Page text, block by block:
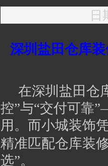
深圳盐田仓库
在深圳盐田仓
控”与“交付可靠
用。而小城装饰
精准匹配仓库装
选”。